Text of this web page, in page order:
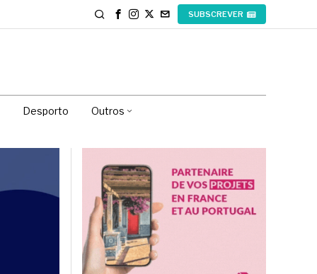
SUBSCREVER
Desporto Outros